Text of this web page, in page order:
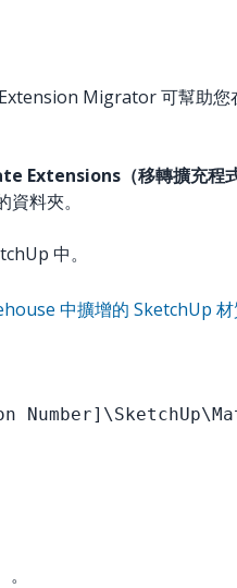
Migrator 可幫助您
Extensions（移轉擴充程式
料夾。
中。
中擴增的 SketchUp
。